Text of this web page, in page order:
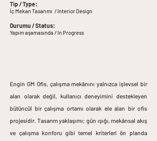
Tip / Type:
İç Mekan Tasarımı / Interior Design
Durumu / Status:
Yapım aşamasında / In Progress
Engin GM Ofis, çalışma mekânını yalnızca işlevsel bir
alan olarak değil, kullanıcı deneyimini destekleyen
bütüncül bir çalışma ortamı olarak ele alan bir ofis
projesidir. Tasarım yaklaşımı; gün ışığı, mekânsal akış
ve çalışma konforu gibi temel kriterleri ön planda